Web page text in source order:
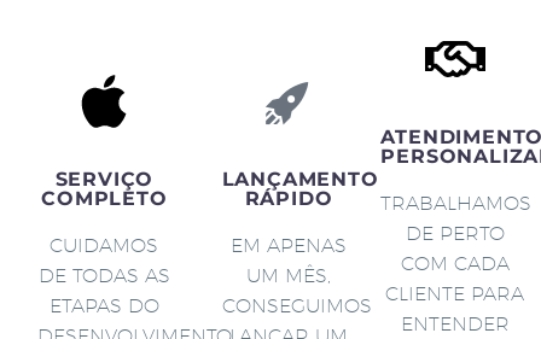
SERVIÇO
COMPLETO
CUIDAMOS
DE TODAS AS
ETAPAS DO
LANÇAMENTO
RÁPIDO
EM APENAS
UM MÊS,
CONSEGUIMOS
TRABALHAMOS
DE PERTO
COM CADA
CLIENTE PARA
ENTENDER